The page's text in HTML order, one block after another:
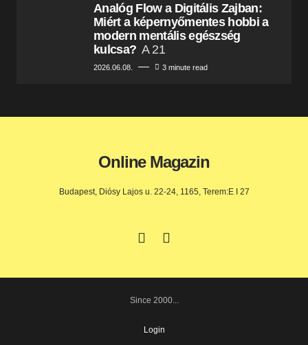
Analóg Flow a Digitális Zajban:
Miért a képernyőmentes hobbi a
modern mentális egészség
kulcsa? A 21
2026.06.08. 3 minute read
Online Magazin
Budapest, Diósy Lajos u. 22-24, 1165, Terem:E I 27
Since 2000...
Login